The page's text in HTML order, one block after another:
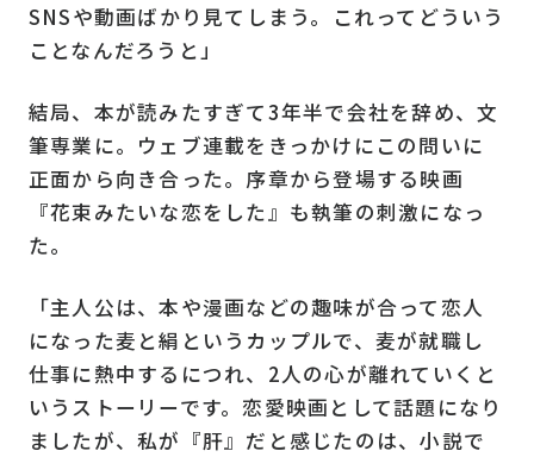
SNSや動画ばかり見てしまう。これってどういう
ことなんだろうと」
結局、本が読みたすぎて3年半で会社を辞め、文
筆専業に。ウェブ連載をきっかけにこの問いに
正面から向き合った。序章から登場する映画
『花束みたいな恋をした』も執筆の刺激になっ
た。
「主人公は、本や漫画などの趣味が合って恋人
になった麦と絹というカップルで、麦が就職し
仕事に熱中するにつれ、2人の心が離れていくと
いうストーリーです。恋愛映画として話題になり
ましたが、私が『肝』だと感じたのは、小説で